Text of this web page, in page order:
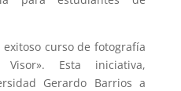
curso de fotografía
Esta iniciativa,
Gerardo Barrios a